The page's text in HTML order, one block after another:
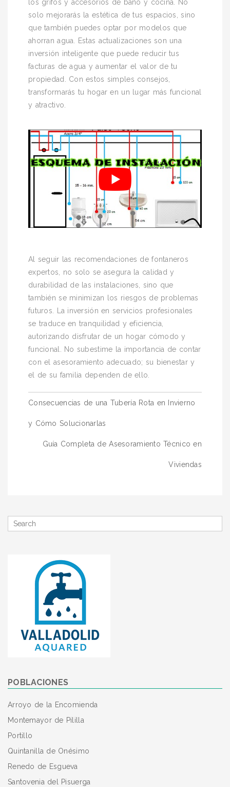
los grifos y accesorios de baño y cocina. No
solo mejorarás la estética de tus espacios, sino
que también puedes optar por modelos que
ahorran agua. Estas actualizaciones son una
inversión inteligente que puede reducir tus
facturas de agua y aumentar el valor de tu
propiedad. Con estos simples consejos,
transformarás tu hogar en un lugar más funcional
y atractivo.
Al seguir las recomendaciones de fontaneros
expertos, no solo se asegura la calidad y
durabilidad de las instalaciones, sino que
también se minimizan los riesgos de problemas
futuros. La inversión en servicios profesionales
se traduce en tranquilidad y eficiencia,
autorizando disfrutar de un hogar cómodo y
funcional. No subestime la importancia de contar
con el asesoramiento adecuado; su bienestar y
el de su familia dependen de ello.
Navegación
de
Consecuencias de una Tubería Rota en Invierno
y Cómo Solucionarlas
Guía Completa de Asesoramiento Técnico en
Viviendas
Search
for
POBLACIONES
Arroyo de la Encomienda
Montemayor de Pililla
Portillo
Quintanilla de Onésimo
Renedo de Esgueva
Santovenia del Pisuerga